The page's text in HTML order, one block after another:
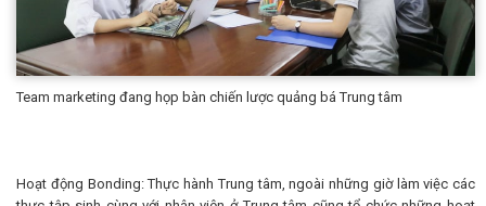
Team marketing đang họp bàn chiến lược quảng bá Trung tâm
Hoạt động Bonding: Thực hành Trung tâm, ngoài những giờ làm việc các